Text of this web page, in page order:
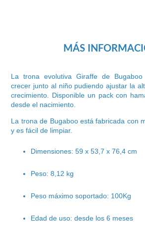
MÁS
La trona evolutiva Giraffe de
crecer junto al niño pudiendo ajustar la
crecimiento. Disponible un pack con
desde el nacimiento.
La trona de Bugaboo está fabricada con
y es fácil de limpiar.
Dimensiones: 59 x 53,7 x 76,4 cm
Peso: 8,12 kg
Peso máximo soportado: 100Kg
Edad de uso: desde los 6 meses